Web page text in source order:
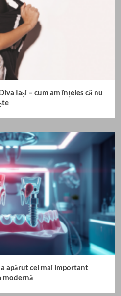
Iași – cum am înțeles că nu
apărut cel mai important
modernă